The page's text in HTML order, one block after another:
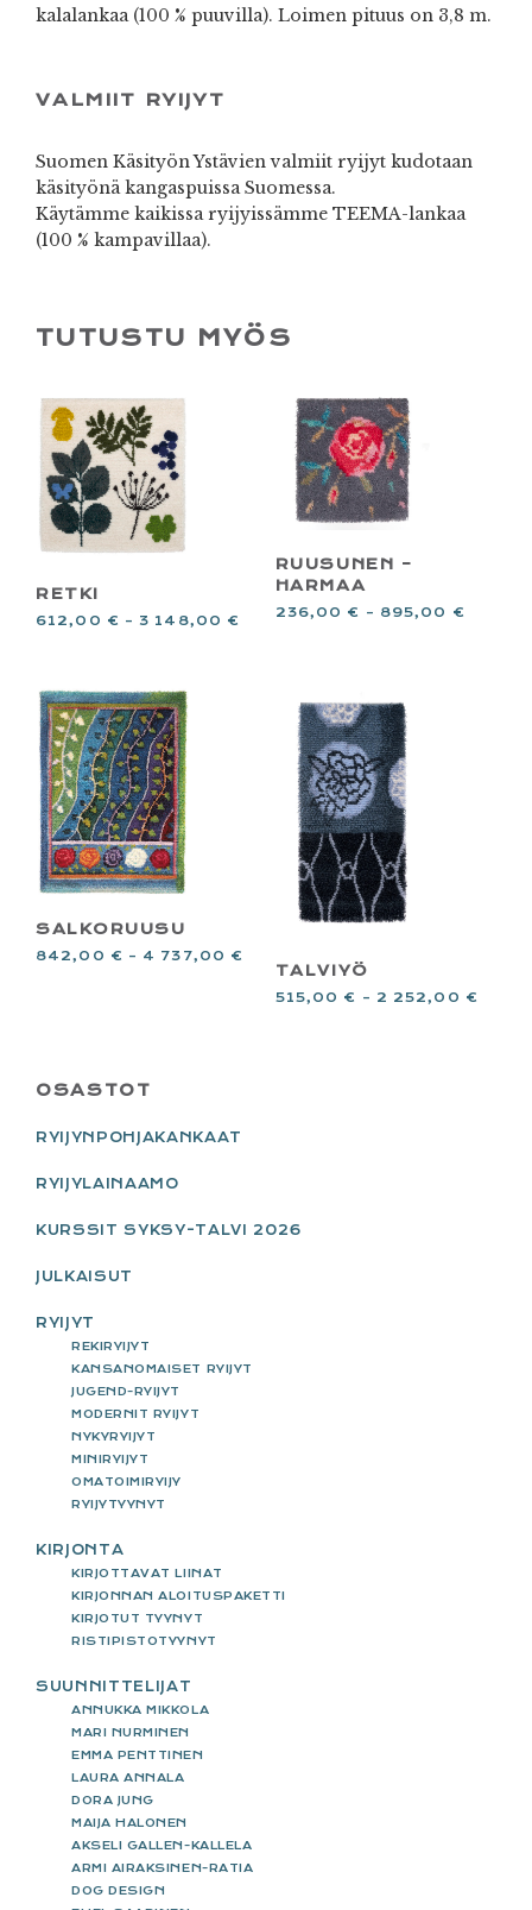
kalalankaa (100 % puuvilla). Loimen pituus on 3,8 m.
VALMIIT RYIJYT
Suomen Käsityön Ystävien valmiit ryijyt kudotaan
käsityönä kangaspuissa Suomessa.
Käytämme kaikissa ryijyissämme TEEMA-lankaa
(100 % kampavillaa).
TUTUSTU MYÖS
RETKI
612,00 € – 3 148,00 €
RUUSUNEN –
HARMAA
236,00 € – 895,00 €
SALKORUUSU
842,00 € – 4 737,00 €
TALVIYÖ
515,00 € – 2 252,00 €
PRIMARY
SIDEBAR
OSASTOT
RYIJYNPOHJAKANKAAT
RYIJYLAINAAMO
KURSSIT SYKSY-TALVI 2026
JULKAISUT
RYIJYT
REKIRYIJYT
KANSANOMAISET RYIJYT
JUGEND-RYIJYT
MODERNIT RYIJYT
NYKYRYIJYT
MINIRYIJYT
OMATOIMIRYIJY
RYIJYTYYNYT
KIRJONTA
KIRJOTTAVAT LIINAT
KIRJONNAN ALOITUSPAKETTI
KIRJOTUT TYYNYT
RISTIPISTOTYYNYT
SUUNNITTELIJAT
ANNUKKA MIKKOLA
MARI NURMINEN
EMMA PENTTINEN
LAURA ANNALA
DORA JUNG
MAIJA HALONEN
AKSELI GALLEN-KALLELA
ARMI AIRAKSINEN-RATIA
DOG DESIGN